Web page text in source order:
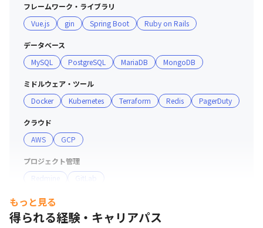
フレームワーク・ライブラリ
Vue.js
gin Spring Boot Ruby on Rails
データベース
MySQL
PostgreSQL MariaDB MongoDB
ミドルウェア・ツール
Docker
Kubernetes Terraform Redis PagerDuty
クラウド
AWS
GCP
プロジェクト管理
Redmine
GitLab
コミュニケーションツール
Slack
もっと見る
得られる経験・キャリアパス